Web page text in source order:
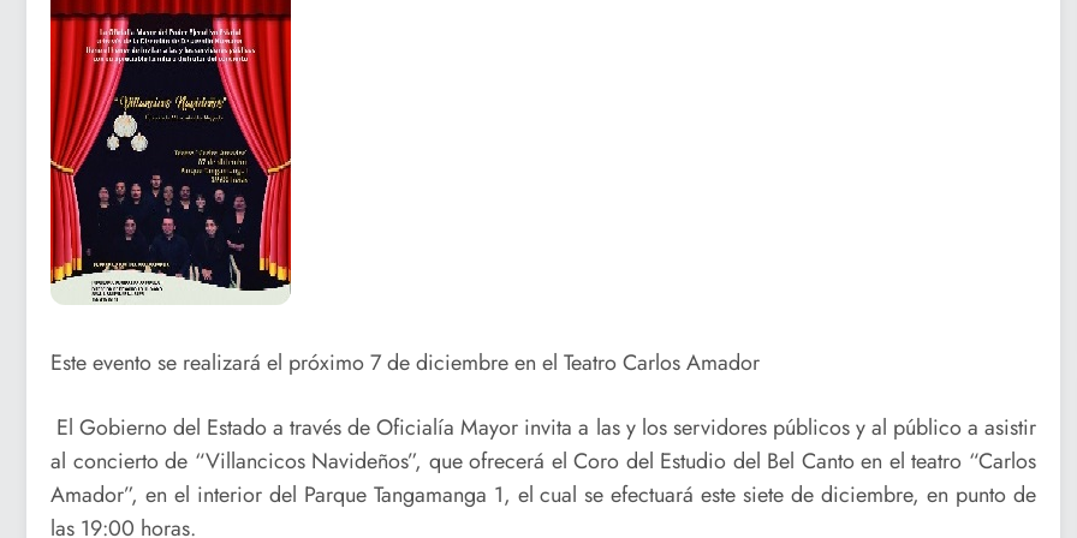
Este evento se realizará el próximo 7 de diciembre en el Teatro Carlos Amador
El Gobierno del Estado a través de Oficialía Mayor invita a las y los servidores públicos y al público a asistir
al concierto de “Villancicos Navideños”, que ofrecerá el Coro del Estudio del Bel Canto en el teatro “Carlos
Amador”, en el interior del Parque Tangamanga 1, el cual se efectuará este siete de diciembre, en punto de
las 19:00 horas.